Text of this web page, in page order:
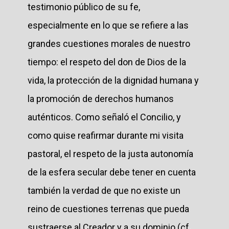
testimonio público de su fe,
especialmente en lo que se refiere a las
grandes cuestiones morales de nuestro
tiempo: el respeto del don de Dios de la
vida, la protección de la dignidad humana y
la promoción de derechos humanos
auténticos. Como señaló el Concilio, y
como quise reafirmar durante mi visita
pastoral, el respeto de la justa autonomía
de la esfera secular debe tener en cuenta
también la verdad de que no existe un
reino de cuestiones terrenas que pueda